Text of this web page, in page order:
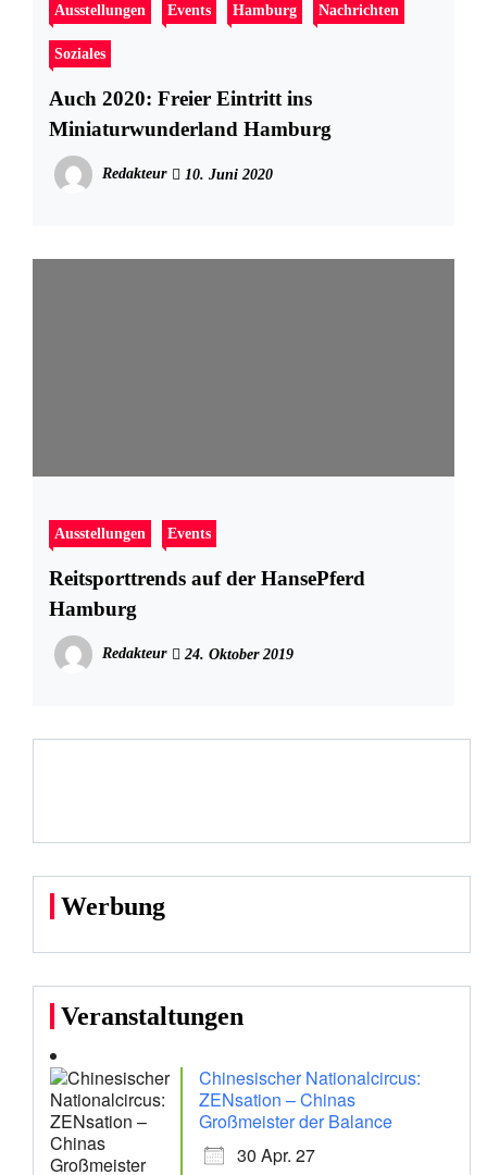
Ausstellungen Events Hamburg Nachrichten
Soziales
Auch 2020: Freier Eintritt ins
Miniaturwunderland Hamburg
Redakteur 10. Juni 2020
Ausstellungen Events
Reitsporttrends auf der HansePferd
Hamburg
Redakteur 24. Oktober 2019
Werbung
Veranstaltungen
Chinesischer Nationalcircus:
ZENsation – Chinas
Großmeister der Balance
30 Apr. 27